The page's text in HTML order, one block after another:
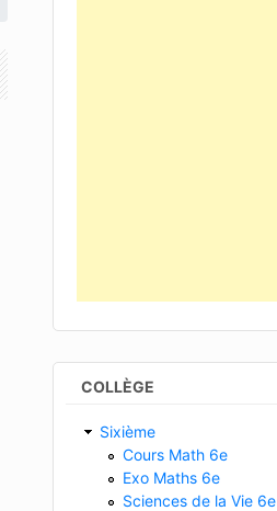
COLLÈGE
Sixième
Cours Math 6e
Exo Maths 6e
Sciences de la Vie 6e